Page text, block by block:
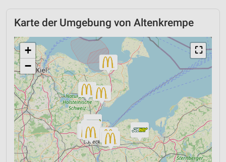
Karte der Umgebung von Altenkrempe
⛶
+
−